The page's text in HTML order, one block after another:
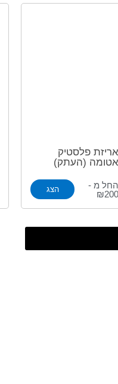
אריזת פלסטיק
אטומה (העתק)
החל מ -
₪200
הצג